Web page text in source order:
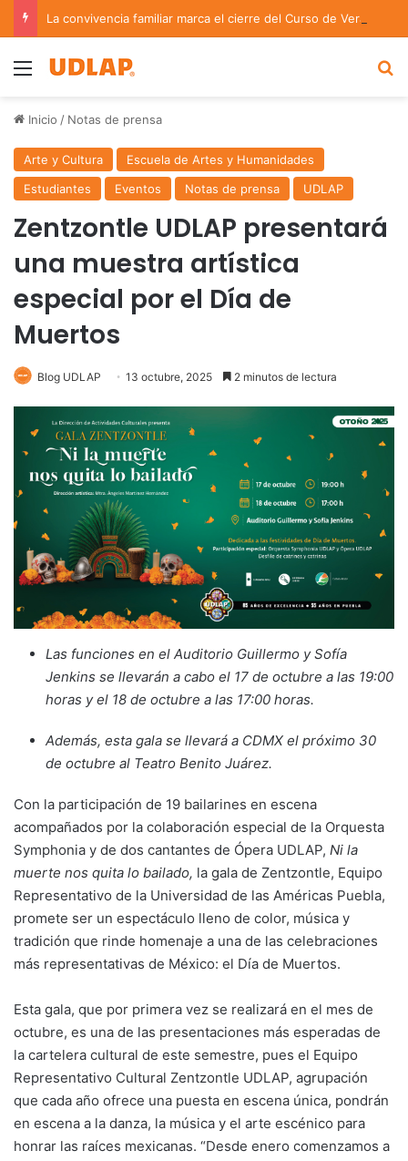
Menu
Inicio / Notas de prensa
Arte y Cultura
Escuela de Artes y Humanidades
Estudiantes
Eventos Notas de prensa UDLAP
Zentzontle UDLAP presentará
una muestra artística
especial por el Día de
Muertos
Blog UDLAP 13 octubre, 2025 2 minutos de lectura
Las funciones en el Auditorio Guillermo y Sofía
Jenkins se llevarán a cabo el 17 de octubre a las 19:00
horas y el 18 de octubre a las 17:00 horas.
Además, esta gala se llevará a CDMX el próximo 30
de octubre al Teatro Benito Juárez.
Con la participación de 19 bailarines en escena
acompañados por la colaboración especial de la Orquesta
Symphonia y de dos cantantes de Ópera UDLAP, Ni la
muerte nos quita lo bailado, la gala de Zentzontle, Equipo
Representativo de la Universidad de las Américas Puebla,
promete ser un espectáculo lleno de color, música y
tradición que rinde homenaje a una de las celebraciones
más representativas de México: el Día de Muertos.
Esta gala, que por primera vez se realizará en el mes de
octubre, es una de las presentaciones más esperadas de
la cartelera cultural de este semestre, pues el Equipo
Representativo Cultural Zentzontle UDLAP, agrupación
que cada año ofrece una puesta en escena única, pondrán
en escena a la danza, la música y el arte escénico para
honrar las raíces mexicanas. “Desde enero comenzamos a